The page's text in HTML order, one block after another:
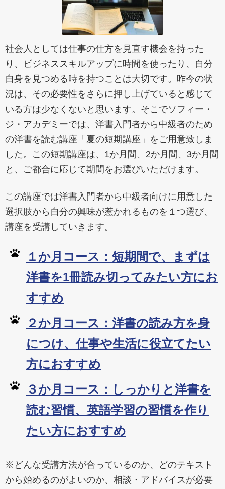
社会人としては仕事の仕方を見直す機会を持った
り、ビジネススキルアップに時間を使ったり、自分
自身を見つめる時を持つことは大切です。昨今の状
況は、その必要性をさらに押し上げていると感じて
いる方は少なくないと思います。そこでソフィー・
ジ・アカデミーでは、洋書入門者から中級者のため
の洋書を読む講座「夏の短期講座」をご用意致しま
した。この短期講座は、1か月間、2か月間、3か月間
と、ご都合に応じて期間をお選びいただけます。
この講座では洋書入門者から中級者向けに用意した
選択肢から自分の興味が惹かれるものを１つ選び、
講座を受講していきます。
１か月コース：短期間で、まずは
洋書を1冊読み切ってみたい方にお
すすめ
２か月コース：洋書の読み方を身
につけ、仕事や生活に役立てたい
方におすすめ
３か月コース：しっかりと洋書を
読む習慣、英語学習の習慣を作り
たい方におすすめ
※どんな受講方法が合っているのか、どのテキスト
から始めるのがよいのか、相談・アドバイスが必要